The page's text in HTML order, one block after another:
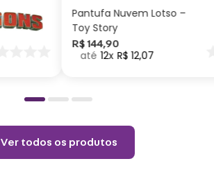
Pantufa Nuvem Lotso –
Toy Story
R$ 144,90
12 R$ 12,07
Ver todos os produtos